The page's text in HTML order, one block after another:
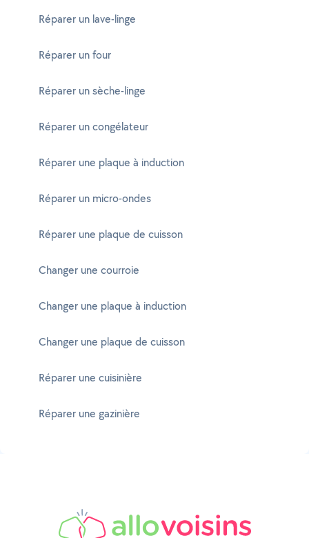
Réparer un lave-linge
Réparer un four
Réparer un sèche-linge
Réparer un congélateur
Réparer une plaque à induction
Réparer un micro-ondes
Réparer une plaque de cuisson
Changer une courroie
Changer une plaque à induction
Changer une plaque de cuisson
Réparer une cuisinière
Réparer une gazinière